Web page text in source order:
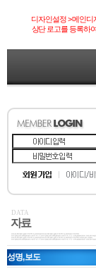
디자인설정 > 메인디
상단 로고를 등록하
DATA
자료
성명, 보도